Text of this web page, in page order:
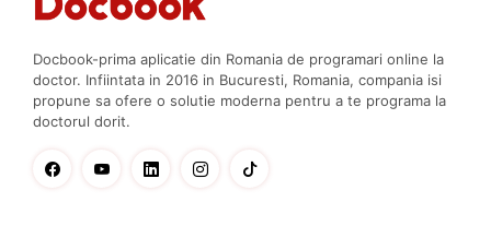
Docbook-prima aplicatie din Romania de programari online la
doctor. Infiintata in 2016 in Bucuresti, Romania, compania isi
propune sa ofere o solutie moderna pentru a te programa la
doctorul dorit.